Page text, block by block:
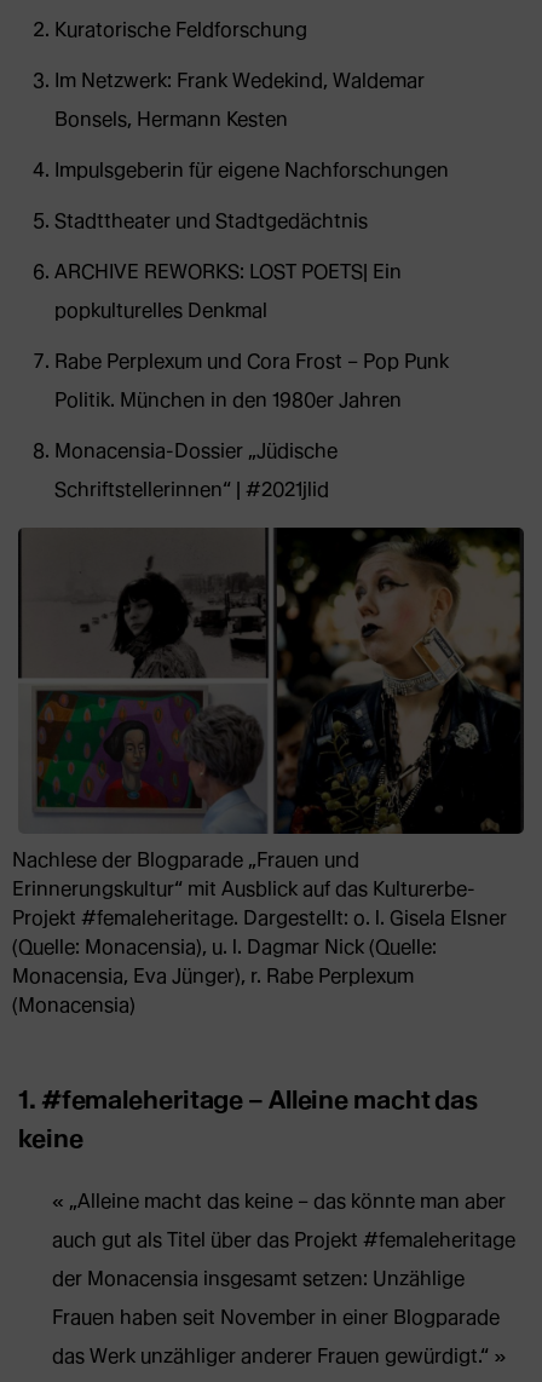
Kuratorische Feldforschung
Im Netzwerk: Frank Wedekind, Waldemar
Bonsels, Hermann Kesten
Impulsgeberin für eigene Nachforschungen
Stadttheater und Stadtgedächtnis
ARCHIVE REWORKS: LOST POETS| Ein
popkulturelles Denkmal
Rabe Perplexum und Cora Frost – Pop Punk
Politik. München in den 1980er Jahren
Monacensia-Dossier „Jüdische
Schriftstellerinnen“ | #2021jlid
Nachlese der Blogparade „Frauen und
Erinnerungskultur“ mit Ausblick auf das Kulturerbe-
Projekt #femaleheritage. Dargestellt: o. l. Gisela Elsner
(Quelle: Monacensia), u. l. Dagmar Nick (Quelle:
Monacensia, Eva Jünger), r. Rabe Perplexum
(Monacensia)
1. #femaleheritage – Alleine macht das
keine
„Alleine macht das keine – das könnte man aber
auch gut als Titel über das Projekt #femaleheritage
der Monacensia insgesamt setzen: Unzählige
Frauen haben seit November in einer Blogparade
das Werk unzähliger anderer Frauen gewürdigt.“